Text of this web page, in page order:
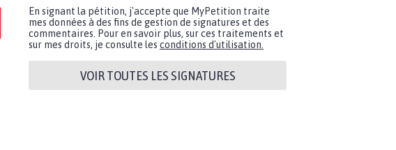
En signant la pétition, j'accepte que MyPetition traite
mes données à des fins de gestion de signatures et des
commentaires. Pour en savoir plus, sur ces traitements et
sur mes droits, je consulte les conditions d'utilisation.
VOIR TOUTES LES SIGNATURES